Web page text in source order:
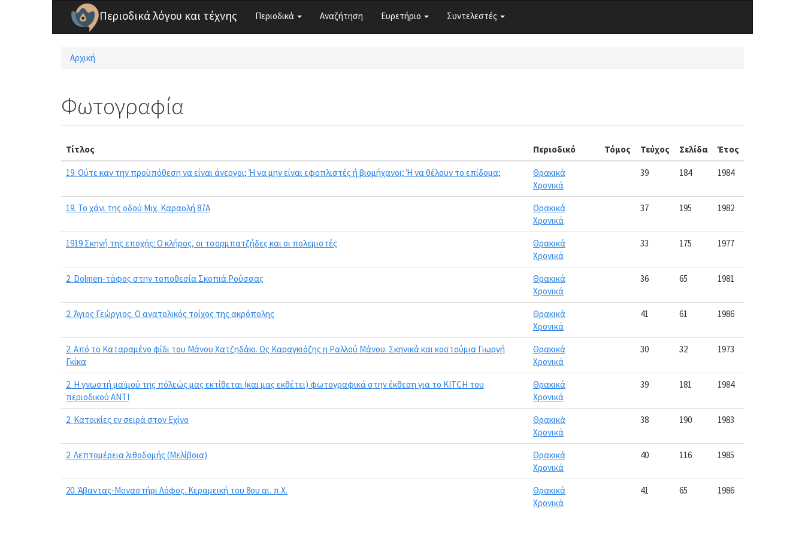
Παράκαμψη προς το κυρίως περιεχόμενο
Περιοδικά λόγου και τέχνης Περιοδικά Αναζήτηση Ευρετήριο Συντελεστές
Είστε εδώ
Αρχική
Φωτογραφία
Τίτλος Περιοδικό Τόμος Τεύχος Σελίδα Έτος
19. Ούτε καν την προϋπόθεση να είναι άνεργοι; Ή να μην είναι εφοπλιστές ή βιομήχανοι; Ή να θέλουν το επίδομα;
Θρακικά
Χρονικά
39 184 1984
19. Το χάνι της οδού Μιχ. Καραολή 87Α
Θρακικά
Χρονικά
37 195 1982
1919 Σκηνή της εποχής: Ο κλήρος, οι τσορμπατζήδες και οι πολεμιστές
Θρακικά
Χρονικά
33 175 1977
2. Dolmen-τάφος στην τοποθεσία Σκοπιά Ρούσσας
Θρακικά
Χρονικά
36 65 1981
2. Άγιος Γεώργιος. Ο ανατολικός τοίχος της ακρόπολης
Θρακικά
Χρονικά
41 61 1986
2. Από το Καταραμένο φίδι του Μάνου Χατζηδάκι. Ως Καραγκιόζης η Ραλλού Μάνου. Σκηνικά και κοστούμια Γιωργή
Γκίκα
Θρακικά
Χρονικά
30 32 1973
2. Η γνωστή μαϊμού της πόλεώς μας εκτίθεται (και μας εκθέτει) φωτογραφικά στην έκθεση για το KITCH του
περιοδικού ΑΝΤΙ
Θρακικά
Χρονικά
39 181 1984
2. Κατοικίες εν σειρά στον Εχίνο
Θρακικά
Χρονικά
38 190 1983
2. Λεπτομέρεια λιθοδομής (Μελίβοια)
Θρακικά
Χρονικά
40 116 1985
20. Άβαντας-Μοναστήρι Λόφος. Κεραμεική του 8ου αι. π.Χ.
Θρακικά
Χρονικά
41 65 1986